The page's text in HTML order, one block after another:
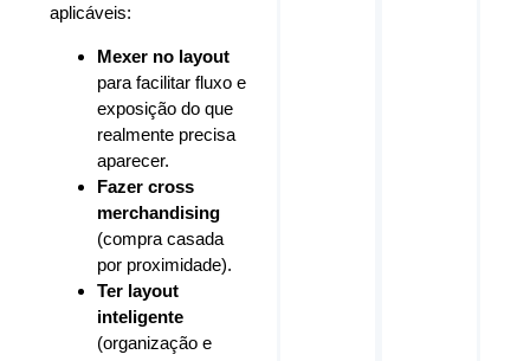
aplicáveis:
Mexer no layout
para facilitar fluxo e
exposição do que
realmente precisa
aparecer.
Fazer cross
merchandising
(compra casada
por proximidade).
Ter layout
inteligente
(organização e